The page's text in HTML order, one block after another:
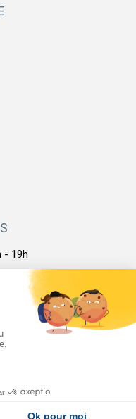
- 19h
- 19h
- 19h
- 19h